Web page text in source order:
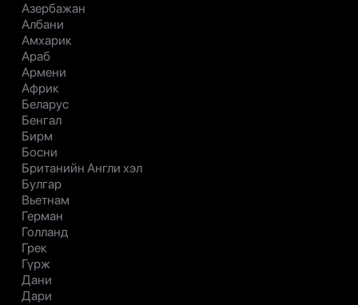
Азербажан
Албани
Амхарик
Араб
Армени
Африк
Беларус
Бенгал
Бирм
Босни
Британийн Англи хэл
Булгар
Вьетнам
Герман
Голланд
Грек
Гүрж
Дани
Дари